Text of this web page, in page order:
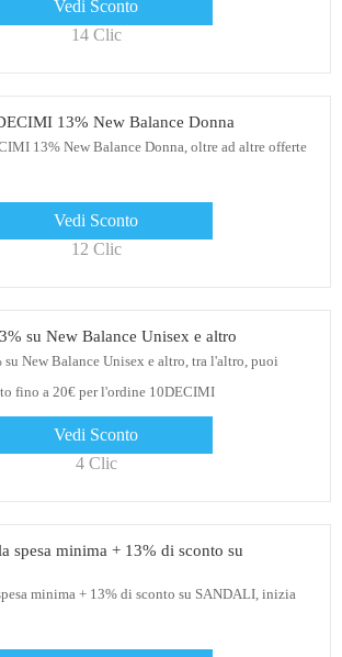
Vedi Sconto
14 Clic
13% New Balance Donna
13% New Balance Donna, oltre ad altre offerte
Vedi Sconto
12 Clic
su New Balance Unisex e altro
su New Balance Unisex e altro, tra l'altro, puoi
fino a 20€ per l'ordine 10DECIMI
Vedi Sconto
4 Clic
spesa minima + 13% di sconto su
minima + 13% di sconto su SANDALI, inizia